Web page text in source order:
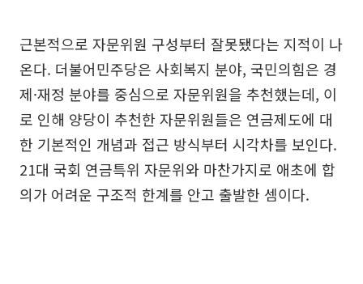
근본적으로 자문위원 구성부터 잘못됐다는 지적이 나
온다. 더불어민주당은 사회복지 분야, 국민의힘은 경
제·재정 분야를 중심으로 자문위원을 추천했는데, 이
로 인해 양당이 추천한 자문위원들은 연금제도에 대
한 기본적인 개념과 접근 방식부터 시각차를 보인다.
21대 국회 연금특위 자문위와 마찬가지로 애초에 합
의가 어려운 구조적 한계를 안고 출발한 셈이다.